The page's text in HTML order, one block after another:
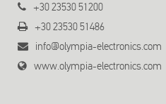
+30 23530 51200
+30 23530 51486
info@olympia-electronics.com
www.olympia-electronics.com